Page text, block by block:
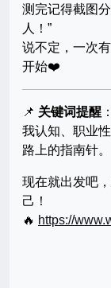
测完记得截图
人！”
说不定，一次
开始❤️
📌 关键词提醒
我认知、职业
路上的指南针。
现在就出发吧
己！
🔥 https://